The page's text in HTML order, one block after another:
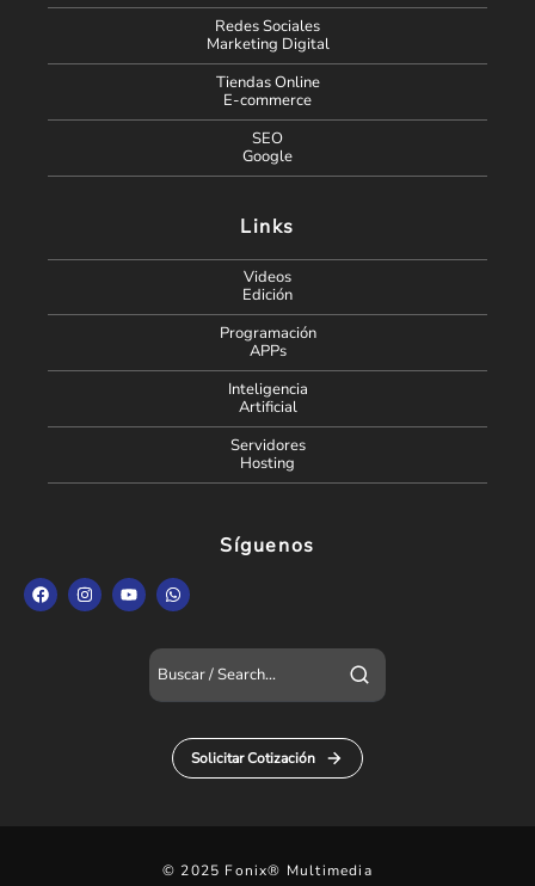
Redes Sociales
Marketing Digital
Tiendas Online
E-commerce
SEO
Google
Links
Videos
Edición
Programación
APPs
Inteligencia
Artificial
Servidores
Hosting
Síguenos
Solicitar Cotización
© 2025 Fonix® Multimedia